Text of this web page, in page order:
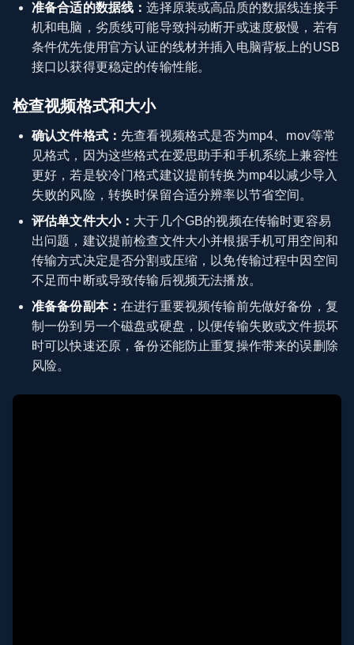
准备合适的数据线：选择原装或高品质的数据线连接手
机和电脑，劣质线可能导致抖动断开或速度极慢，若有
条件优先使用官方认证的线材并插入电脑背板上的USB
接口以获得更稳定的传输性能。
检查视频格式和大小
确认文件格式： 先查看视频格式是否为mp4、mov等常
见格式，因为这些格式在爱思助手和手机系统上兼容性
更好，若是较冷门格式建议提前转换为mp4以减少导入
失败的风险，转换时保留合适分辨率以节省空间。
评估单文件大小： 大于几个GB的视频在传输时更容易
出问题，建议提前检查文件大小并根据手机可用空间和
传输方式决定是否分割或压缩，以免传输过程中因空间
不足而中断或导致传输后视频无法播放。
准备备份副本：在进行重要视频传输前先做好备份，复
制一份到另一个磁盘或硬盘，以便传输失败或文件损坏
时可以快速还原，备份还能防止重复操作带来的误删除
风险。